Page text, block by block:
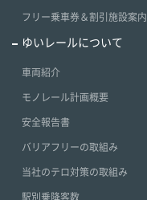
フリー乗車券＆割引施設案内
ゆいレールについて
車両紹介
モノレール計画概要
安全報告書
バリアフリーの取組み
当社のテロ対策の取組み
駅別乗降客数